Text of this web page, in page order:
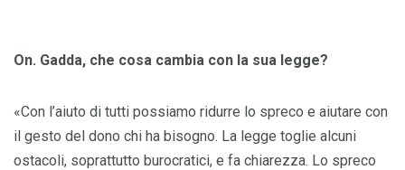
On. Gadda, che cosa cambia con la sua legge?
«Con l’aiuto di tutti possiamo ridurre lo spreco e aiutare con
il gesto del dono chi ha bisogno. La legge toglie alcuni
ostacoli, soprattutto burocratici, e fa chiarezza. Lo spreco